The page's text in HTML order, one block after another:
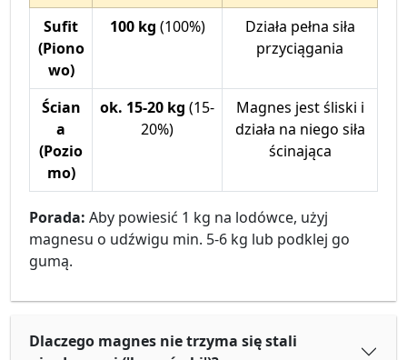
Sufit
(Piono
wo)
100 kg (100%)
Działa pełna siła
przyciągania
Ścian
a
(Pozio
mo)
ok. 15-20 kg (15-
20%)
Magnes jest śliski i
działa na niego siła
ścinająca
Porada: Aby powiesić 1 kg na lodówce, użyj
magnesu o udźwigu min. 5-6 kg lub podklej go
gumą.
Dlaczego magnes nie trzyma się stali